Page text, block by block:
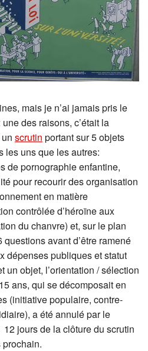
mais je n’ai jamais pris le
des raisons, c’était la
scrutin portant sur 5 objets
les uns que les autres:
de pornographie enfantine,
pour recourir des organisation
en matière
contrôlée d’héroïne aux
du chanvre) et, sur le plan
questions avant d’être ramené
dépenses publiques et statut
un objet, l’orientation / sélection
ans, qui se décomposait en
(initiative populaire, contre-
a été annulé par le
jours de la clôture du scrutin